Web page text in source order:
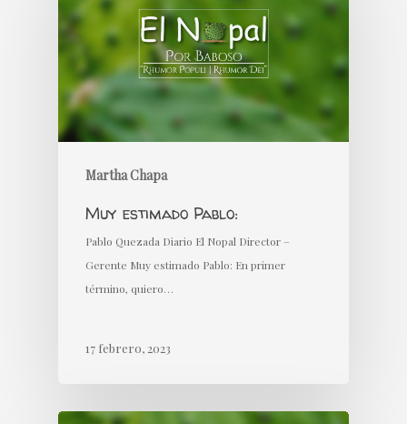
Martha Chapa
Muy estimado Pablo:
Pablo Quezada Diario El Nopal Director –
Gerente Muy estimado Pablo: En primer
término, quiero…
17 febrero, 2023